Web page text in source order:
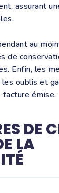
assurant
au
de
Enfin, les
oublis et
facture émise.
DE
LA